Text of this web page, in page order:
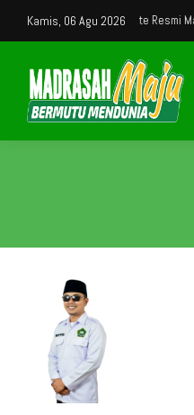
Kamis, 06 Agu 2026
Selamat Datang di Website Resmi